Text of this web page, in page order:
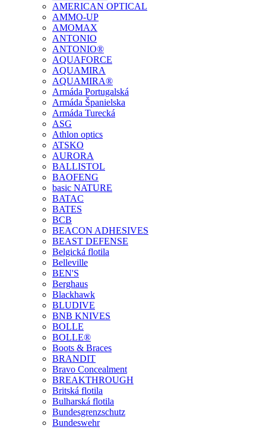
AMERICAN OPTICAL
AMMO-UP
AMOMAX
ANTONIO
ANTONIO®
AQUAFORCE
AQUAMIRA
AQUAMIRA®
Armáda Portugalská
Armáda Španielska
Armáda Turecká
ASG
Athlon optics
ATSKO
AURORA
BALLISTOL
BAOFENG
basic NATURE
BATAC
BATES
BCB
BEACON ADHESIVES
BEAST DEFENSE
Belgická flotila
Belleville
BEN'S
Berghaus
Blackhawk
BLUDIVE
BNB KNIVES
BOLLE
BOLLE®
Boots & Braces
BRANDIT
Bravo Concealment
BREAKTHROUGH
Britská flotila
Bulharská flotila
Bundesgrenzschutz
Bundeswehr